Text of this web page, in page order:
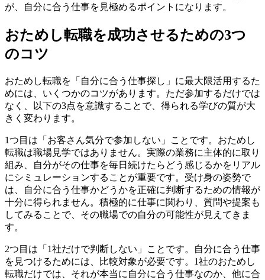
が、自分に合う仕事を見極めるポイントになります。
おためし転職を成功させるための3つ
のコツ
おためし転職を「自分に合う仕事探し」に最大限活用するた
めには、いくつかのコツがあります。ただ参加するだけでは
なく、以下の3点を意識することで、得られる学びの質が大
きく変わります。
1つ目は「お客さん気分で参加しない」ことです。おためし
転職は職場見学ではありません。実際の業務に主体的に取り
組み、自分がその仕事を毎日続けたらどう感じるかをリアル
にシミュレーションすることが重要です。受け身の姿勢で
は、自分に合う仕事かどうかを正確に判断するための情報が
十分に得られません。積極的に仕事に関わり、質問や提案も
してみることで、その職場での自分の可能性が見えてきま
す。
2つ目は「1社だけで判断しない」ことです。自分に合う仕事
を見つけるためには、比較対象が必要です。1社のおためし
転職だけでは、それが本当に自分に合う仕事なのか、他に合